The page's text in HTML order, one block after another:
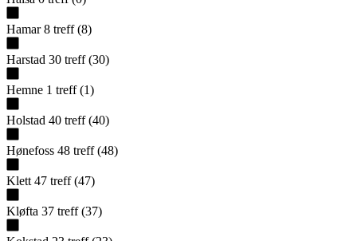
Hamar 8 treff (8)
Harstad 30 treff (30)
Hemne 1 treff (1)
Holstad 40 treff (40)
Hønefoss 48 treff (48)
Klett 47 treff (47)
Kløfta 37 treff (37)